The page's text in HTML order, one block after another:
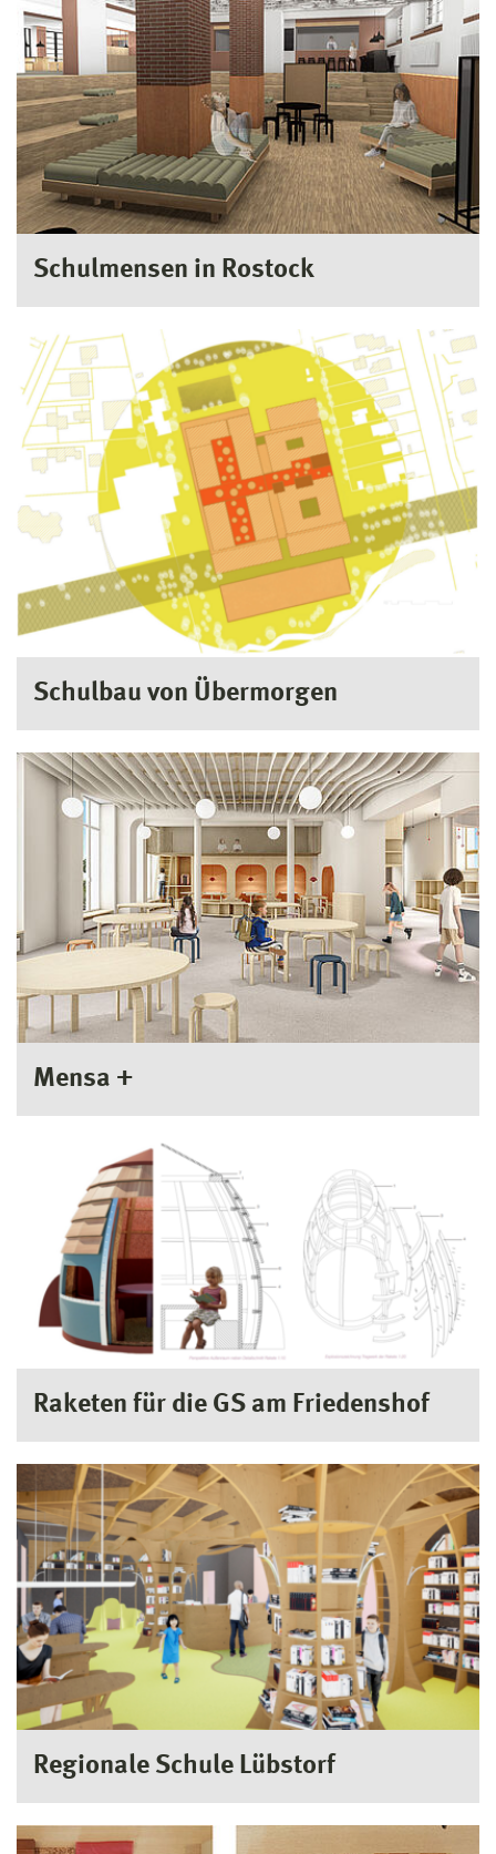
Schulmensen in Rostock
Schulbau von Übermorgen
Mensa +
Raketen für die GS am Friedenshof
Regionale Schule Lübstorf